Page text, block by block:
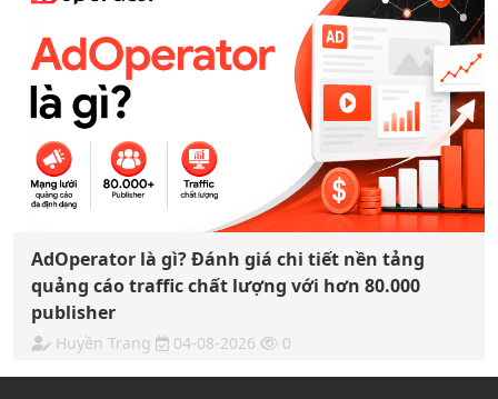
AdOperator là gì? Đánh giá chi tiết nền tảng
quảng cáo traffic chất lượng với hơn 80.000
publisher
Huyền Trang 04-08-2026 0